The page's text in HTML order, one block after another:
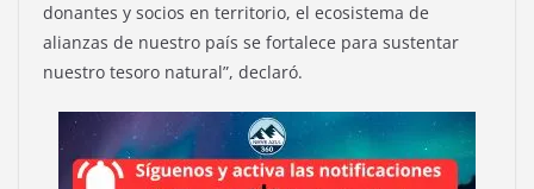
donantes y socios en territorio, el ecosistema de
alianzas de nuestro país se fortalece para sustentar
nuestro tesoro natural”, declaró.